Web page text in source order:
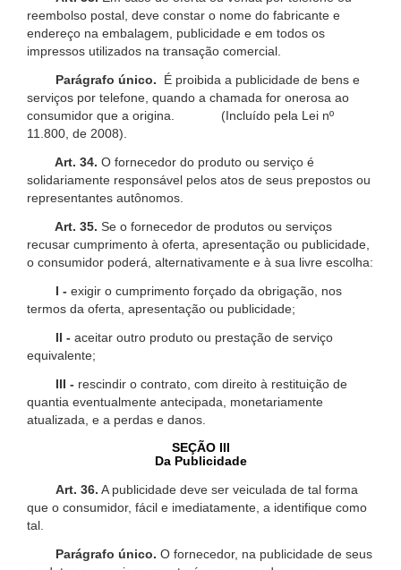
reembolso postal, deve constar o nome do fabricante e
endereço na embalagem, publicidade e em todos os
impressos utilizados na transação comercial.
Parágrafo único.
É proibida a publicidade de bens e
serviços por telefone, quando a chamada for onerosa ao
consumidor que a origina. (Incluído pela Lei nº
11.800, de 2008).
Art. 34. O fornecedor do produto ou serviço é
solidariamente responsável pelos atos de seus prepostos ou
representantes autônomos.
Art. 35. Se o fornecedor de produtos ou serviços
recusar cumprimento à oferta, apresentação ou publicidade,
o consumidor poderá, alternativamente e à sua livre escolha:
I - exigir o cumprimento forçado da obrigação, nos
termos da oferta, apresentação ou publicidade;
II - aceitar outro produto ou prestação de serviço
equivalente;
III - rescindir o contrato, com direito à restituição de
quantia eventualmente antecipada, monetariamente
atualizada, e a perdas e danos.
SEÇÃO III
Da Publicidade
Art. 36. A publicidade deve ser veiculada de tal forma
que o consumidor, fácil e imediatamente, a identifique como
tal.
Parágrafo único. O fornecedor, na publicidade de seus